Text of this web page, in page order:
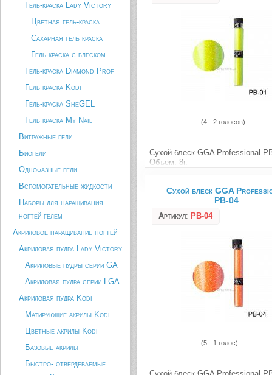
Гель-краска Lady Victory
Цветная гель-краска
Сахарная гель краска
Гель-краска с блеском
Гель-краска Diamond Prof
Гель краска Kodi
Гель-краска SheGEL
Гель-краска My Nail
Витражные гели
Биогели
Однофазные гели
Вспомогательные жидкости
Наборы для наращивания
ногтей гелем
Акриловое наращивание ногтей
Акриловая пудра Lady Victory
Акриловые пудры серии GA
Акриловая пудра серии LGA
Акриловая пудра Kodi
Матирующие акрилы Kodi
Цветные акрилы Kodi
Базовые акрилы
Быстро- отвердеваемые
(4 - 2 голосов)
Сухой блеск GGA Professional
Объем: 8г.
Сухой блеск GGA
PB-04
Артикул: PB-04
(5 - 1 голос)